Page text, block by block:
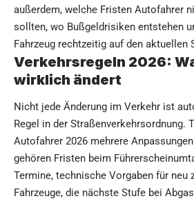
außerdem, welche Fristen Autofahrer
sollten, wo Bußgeldrisiken entstehen
Fahrzeug rechtzeitig auf den aktuellen
Verkehrsregeln 2026:
wirklich ändert
Nicht jede Änderung im Verkehr ist
Regel in der Straßenverkehrsordnung.
Autofahrer 2026 mehrere
gehören Fristen beim
Termine, technische Vorgaben für neu
Fahrzeuge, die nächste Stufe bei